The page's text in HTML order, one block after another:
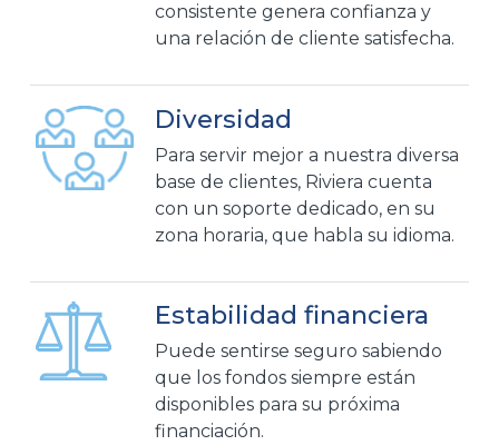
consistente genera confianza y
una relación de cliente satisfecha.
Diversidad
Para servir mejor a nuestra diversa
base de clientes, Riviera cuenta
con un soporte dedicado, en su
zona horaria, que habla su idioma.
Estabilidad financiera
Puede sentirse seguro sabiendo
que los fondos siempre están
disponibles para su próxima
financiación.